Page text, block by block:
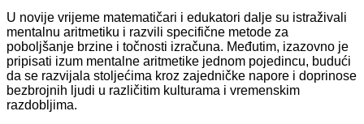
U novije vrijeme matematičari i edukatori dalje su istraživali
mentalnu aritmetiku i razvili specifične metode za
poboljšanje brzine i točnosti izračuna. Međutim, izazovno je
pripisati izum mentalne aritmetike jednom pojedincu, budući
da se razvijala stoljećima kroz zajedničke napore i doprinose
bezbrojnih ljudi u različitim kulturama i vremenskim
razdobljima.